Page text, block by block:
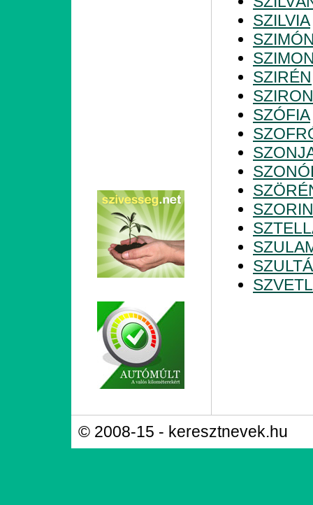
SZILVIA
SZIRÉN
SZÓFIA
© 2008-15 - keresztnevek.hu